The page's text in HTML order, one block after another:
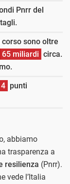
Pnrr del
sono oltre
65 miliardi circa.
4 punti
abbiamo
trasparenza a
resilienza (Pnrr).
vede l’Italia